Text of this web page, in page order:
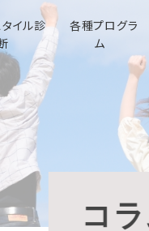
イル診
各種プログラ
ム
コ